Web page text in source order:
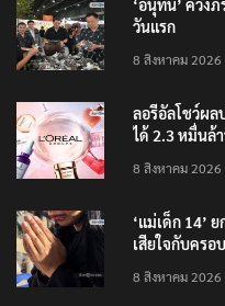
‘อนุทิน’ ควง
8 สิงหาคม 2026
ลอรีอัลโชว์ผ
8 สิงหาคม 2026
‘แม่เด็ก 14’